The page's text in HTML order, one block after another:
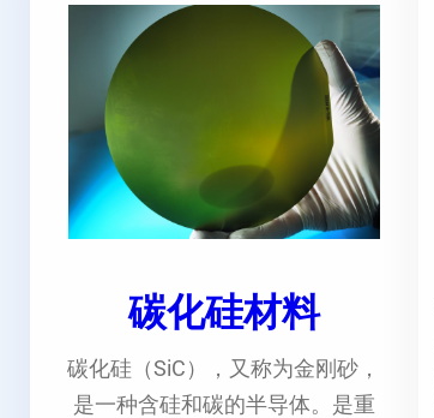
碳化硅材料
碳化硅（SiC），又称为金刚砂，
是一种含硅和碳的半导体。是重